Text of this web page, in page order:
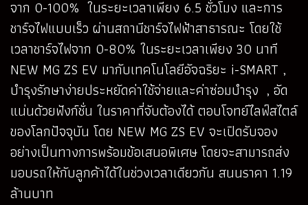
จาก 0-100% ในระยะเวลาเพียง 6.5 ชั่วโมง และการ
ชาร์จไฟแบบเร็ว ผ่านสถานีชาร์จไฟฟ้าสาธารณะ โดยใช้
เวลาชาร์จไฟจาก 0-80% ในระยะเวลาเพียง 30 นาที
NEW MG ZS EV มากับเทคโนโลยีอัจฉริยะ i-SMART ,
บำรุงรักษาง่ายประหยัดค่าใช้จ่ายและค่าซ่อมบำรุง , อัด
แน่นด้วยฟังก์ชั่น ในราคาที่จับต้องได้ ตอบโจทย์ไลฟ์สไตล์
ของโลกปัจจุบัน โดย NEW MG ZS EV จะเปิดรับจอง
อย่างเป็นทางการพร้อมข้อเสนอพิเศษ โดยจะสามารถส่ง
มอบรถให้กับลูกค้าได้ในช่วงเวลาเดียวกัน สนนราคา 1.19
ล้านบาท